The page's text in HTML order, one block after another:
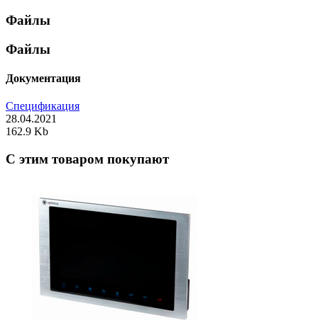
Файлы
Файлы
Документация
Спецификация
28.04.2021
162.9 Kb
C этим товаром покупают